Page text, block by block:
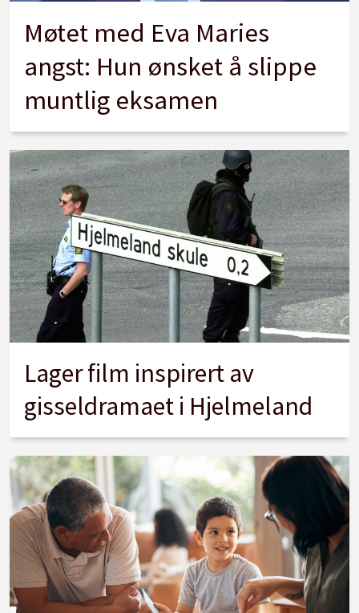
Møtet med Eva Maries
angst: Hun ønsket å slippe
muntlig eksamen
Lager film inspirert av
gisseldramaet i Hjelmeland